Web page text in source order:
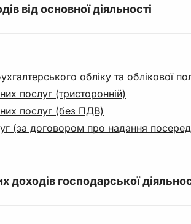
від основної діяльності
обліку та облікової
послуг (тристоронній)
послуг (без ПДВ)
(за договором про надання
доходів господарської